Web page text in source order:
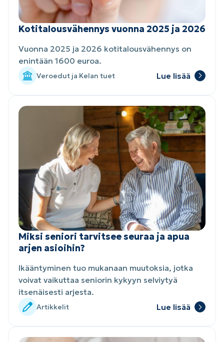
Kotitalousvähennys vuonna 2025 ja 2026
Vuonna 2025 ja 2026 kotitalousvähennys on
enintään 1600 euroa.
Veroedut ja Kelan tuet Lue lisää
Miksi seniori tarvitsee seuraa ja apua
arjen asioihin?
Ikääntyminen tuo mukanaan muutoksia, jotka
voivat vaikuttaa seniorin kykyyn selviytyä
itsenäisesti arjesta.
Artikkelit Lue lisää